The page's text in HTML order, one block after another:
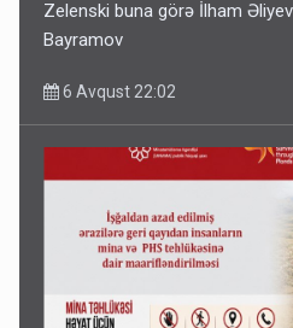
Zelenski buna görə İlham
Bayramov
6 Avqust 22:02